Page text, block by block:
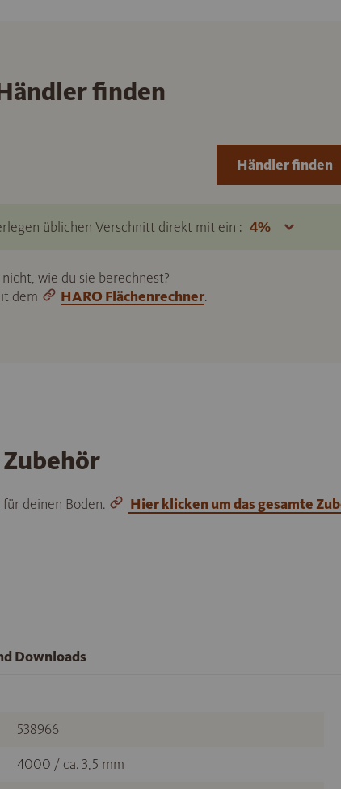
finden
üblichen Verschnitt direkt mit ein :
wie du sie berechnest?
dem
HARO Flächenrechner.
Händler finden
Zubehör
deinen Boden. Hier klicken um das gesamte
Downloads
538966
4000 / ca. 3,5 mm